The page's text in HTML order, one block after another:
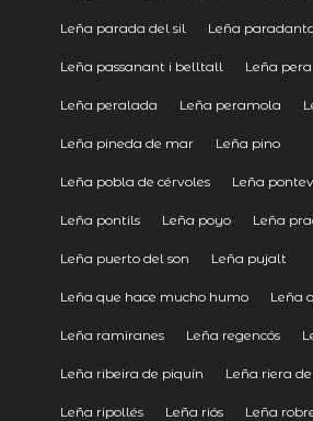
Leña parada del sil Leña
Leña passanant i belltall Leña pera
Leña peralada Leña peramola
Leña pineda de mar Leña pino
Leña pobla de cérvoles Leña
Leña pontils Leña poyo Leña
Leña puerto del son Leña pujalt
Leña que hace mucho humo Leña
Leña ramiranes Leña regencós
Leña ribeira de piquín Leña riera
Leña ripollés Leña riós Leña